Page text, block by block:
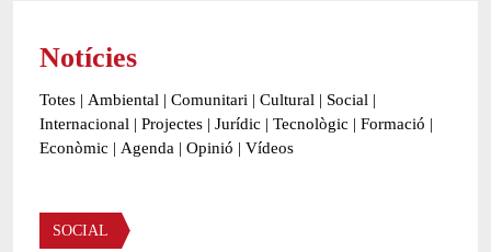
Notícies
Totes | Ambiental | Comunitari | Cultural | Social |
Internacional | Projectes | Jurídic | Tecnològic | Formació |
Econòmic | Agenda | Opinió | Vídeos
Àmbit de la notícia
SOCIAL